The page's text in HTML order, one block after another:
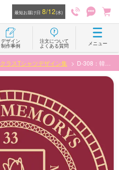
最短お届け日 8/12(水)
デザイン
制作事例
注文について
よくある質問 メニュー
クラスTシャツデザイン集